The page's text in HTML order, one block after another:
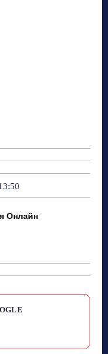
Онлайн